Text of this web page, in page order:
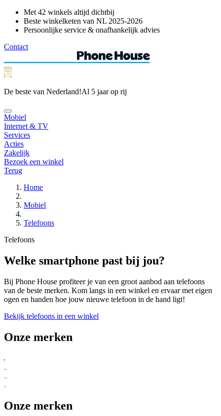
Met 42 winkels altijd dichtbij
Beste winkelketen van NL 2025-2026
Persoonlijke service & onafhankelijk advies
Contact
De beste van Nederland!Al 5 jaar op rij
Mobiel
Internet & TV
Services
Acties
Zakelijk
Bezoek een winkel
Terug
Home
Mobiel
Telefoons
Telefoons
Welke smartphone past bij jou?
Bij Phone House profiteer je van een groot aanbod aan telefoons
van de beste merken. Kom langs in een winkel en ervaar met eigen
ogen en handen hoe jouw nieuwe telefoon in de hand ligt!
Bekijk telefoons in een winkel
Onze merken
Onze merken